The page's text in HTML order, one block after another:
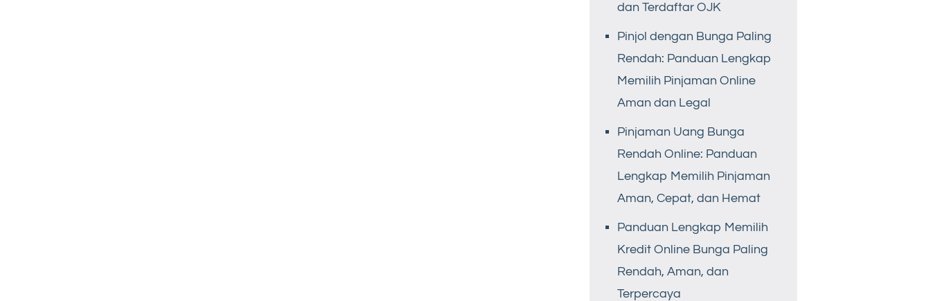
dan Terdaftar OJK
Pinjol dengan Bunga Paling
Rendah: Panduan Lengkap
Memilih Pinjaman Online
Aman dan Legal
Pinjaman Uang Bunga
Rendah Online: Panduan
Lengkap Memilih Pinjaman
Aman, Cepat, dan Hemat
Panduan Lengkap Memilih
Kredit Online Bunga Paling
Rendah, Aman, dan
Terpercaya